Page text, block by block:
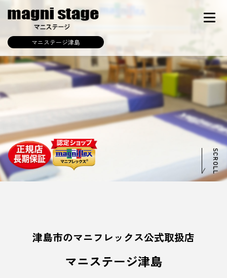
マニステージ津島
津島市のマニフレックス公式取扱店
マニステージ津島